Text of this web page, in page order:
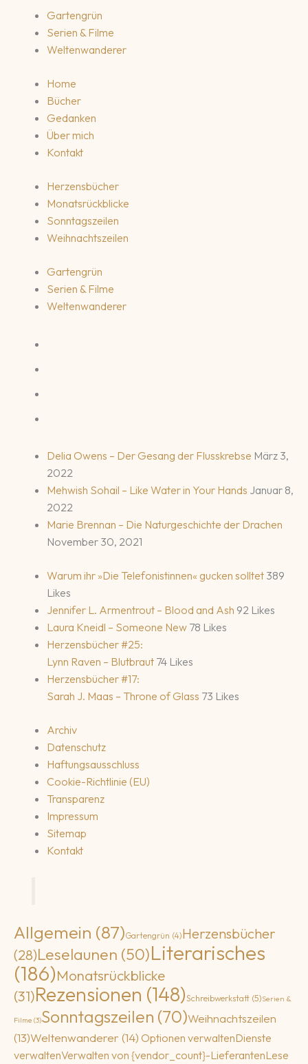
Gartengrün
Serien & Filme
Weltenwanderer
Home
Bücher
Gedanken
Über mich
Kontakt
Herzensbücher
Monatsrückblicke
Sonntagszeilen
Weihnachtszeilen
Gartengrün
Serien & Filme
Weltenwanderer
Delia Owens – Der Gesang der Flusskrebse März 3,
2022
Mehwish Sohail – Like Water in Your Hands Januar 8,
2022
Marie Brennan – Die Naturgeschichte der Drachen
November 30, 2021
Warum ihr »Die Telefonistinnen« gucken solltet 389
Likes
Jennifer L. Armentrout – Blood and Ash 92 Likes
Laura Kneidl – Someone New 78 Likes
Herzensbücher #25:
Lynn Raven – Blutbraut 74 Likes
Herzensbücher #17:
Sarah J. Maas – Throne of Glass 73 Likes
Archiv
Datenschutz
Haftungsausschluss
Cookie-Richtlinie (EU)
Transparenz
Impressum
Sitemap
Kontakt
Allgemein (87)Gartengrün (4)Herzensbücher
(28)Leselaunen (50)Literarisches
(186)Monatsrückblicke
(31)Rezensionen (148)Schreibwerkstatt (5)Serien &
Filme (3)Sonntagszeilen (70)Weihnachtszeilen
(13)Weltenwanderer (14) Optionen verwaltenDienste
verwaltenVerwalten von {vendor_count}-LieferantenLese